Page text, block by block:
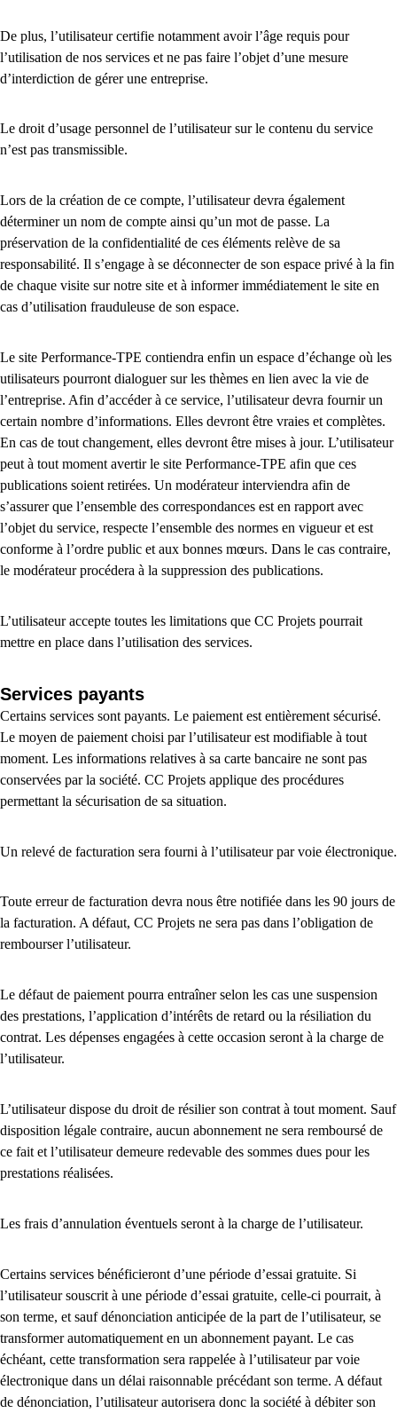
De plus, l’utilisateur certifie notamment avoir l’âge requis pour
l’utilisation de nos services et ne pas faire l’objet d’une mesure
d’interdiction de gérer une entreprise.
Le droit d’usage personnel de l’utilisateur sur le contenu du service
n’est pas transmissible.
Lors de la création de ce compte, l’utilisateur devra également
déterminer un nom de compte ainsi qu’un mot de passe. La
préservation de la confidentialité de ces éléments relève de sa
responsabilité. Il s’engage à se déconnecter de son espace privé à la fin
de chaque visite sur notre site et à informer immédiatement le site en
cas d’utilisation frauduleuse de son espace.
Le site Performance-TPE contiendra enfin un espace d’échange où les
utilisateurs pourront dialoguer sur les thèmes en lien avec la vie de
l’entreprise. Afin d’accéder à ce service, l’utilisateur devra fournir un
certain nombre d’informations. Elles devront être vraies et complètes.
En cas de tout changement, elles devront être mises à jour. L’utilisateur
peut à tout moment avertir le site Performance-TPE afin que ces
publications soient retirées. Un modérateur interviendra afin de
s’assurer que l’ensemble des correspondances est en rapport avec
l’objet du service, respecte l’ensemble des normes en vigueur et est
conforme à l’ordre public et aux bonnes mœurs. Dans le cas contraire,
le modérateur procédera à la suppression des publications.
L’utilisateur accepte toutes les limitations que CC Projets pourrait
mettre en place dans l’utilisation des services.
Services payants
Certains services sont payants. Le paiement est entièrement sécurisé.
Le moyen de paiement choisi par l’utilisateur est modifiable à tout
moment. Les informations relatives à sa carte bancaire ne sont pas
conservées par la société. CC Projets applique des procédures
permettant la sécurisation de sa situation.
Un relevé de facturation sera fourni à l’utilisateur par voie électronique.
Toute erreur de facturation devra nous être notifiée dans les 90 jours de
la facturation. A défaut, CC Projets ne sera pas dans l’obligation de
rembourser l’utilisateur.
Le défaut de paiement pourra entraîner selon les cas une suspension
des prestations, l’application d’intérêts de retard ou la résiliation du
contrat. Les dépenses engagées à cette occasion seront à la charge de
l’utilisateur.
L’utilisateur dispose du droit de résilier son contrat à tout moment. Sauf
disposition légale contraire, aucun abonnement ne sera remboursé de
ce fait et l’utilisateur demeure redevable des sommes dues pour les
prestations réalisées.
Les frais d’annulation éventuels seront à la charge de l’utilisateur.
Certains services bénéficieront d’une période d’essai gratuite. Si
l’utilisateur souscrit à une période d’essai gratuite, celle-ci pourrait, à
son terme, et sauf dénonciation anticipée de la part de l’utilisateur, se
transformer automatiquement en un abonnement payant. Le cas
échéant, cette transformation sera rappelée à l’utilisateur par voie
électronique dans un délai raisonnable précédant son terme. A défaut
de dénonciation, l’utilisateur autorisera donc la société à débiter son